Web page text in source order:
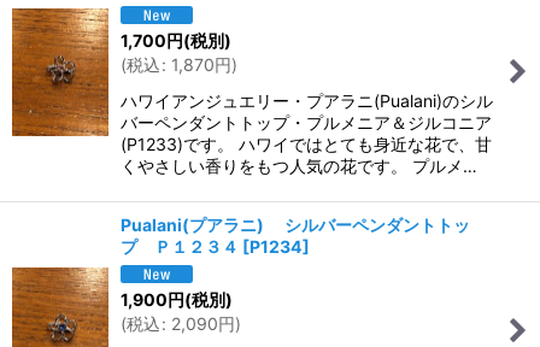
1,700円(税別)
(税込: 1,870円)
ハワイアンジュエリー・プアラニ(Pualani)のシル
バーペンダントトップ・プルメニア＆ジルコニア
(P1233)です。 ハワイではとても身近な花で、甘
くやさしい香りをもつ人気の花です。 プルメ…
Pualani(プアラニ) シルバーペンダントトッ
プ Ｐ１２３４ [P1234]
1,900円(税別)
(税込: 2,090円)